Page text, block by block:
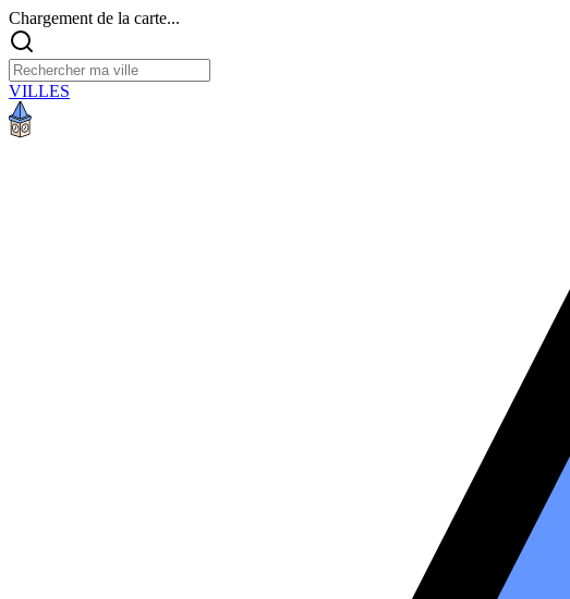
Chargement de la carte...
VILLES